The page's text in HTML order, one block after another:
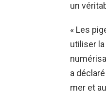
un
« Les
utiliser
a
mer et